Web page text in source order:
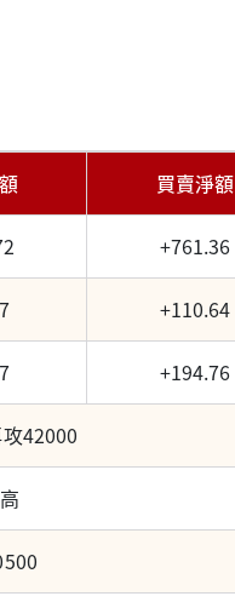
買賣淨額
+761.36
+110.64
+194.76
42000